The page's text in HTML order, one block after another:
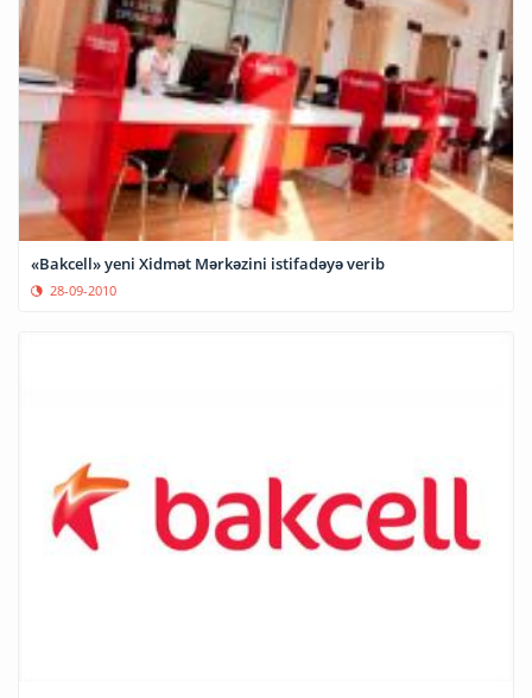
«Bakcell» yeni Xidmət Mərkəzini istifadəyə verib
28-09-2010